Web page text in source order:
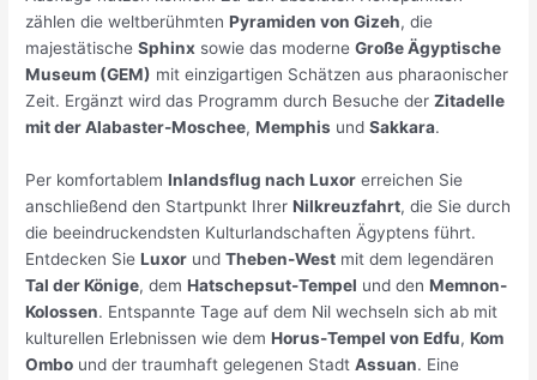
zählen die weltberühmtenPyramiden von Gizeh, die
majestätischeSphinx sowie das moderneGroße Ägyptische
Museum (GEM) mit einzigartigen Schätzen aus pharaonischer
Zeit. Ergänzt wird das Programm durch Besuche derZitadelle
mit der Alabaster-Moschee,Memphis undSakkara.
Per komfortablemInlandsflug nach Luxor erreichen Sie
anschließend den Startpunkt IhrerNilkreuzfahrt, die Sie durch
die beeindruckendsten Kulturlandschaften Ägyptens führt.
Entdecken SieLuxor undTheben-West mit dem legendären
Tal der Könige, demHatschepsut-Tempel und denMemnon-
Kolossen. Entspannte Tage auf dem Nil wechseln sich ab mit
kulturellen Erlebnissen wie demHorus-Tempel von Edfu,Kom
Ombo und der traumhaft gelegenen StadtAssuan. Eine